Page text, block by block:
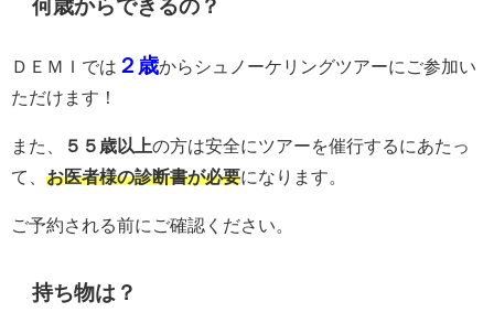
何歳からできるの？
ＤＥＭＩでは ２歳からシュノーケリングツアーにご参加い
ただけます！
また、 ５５歳以上の方は安全にツアーを催行するにあたっ
て、 お医者様の診断書が必要になります。
ご予約される前にご確認ください。
持ち物は？